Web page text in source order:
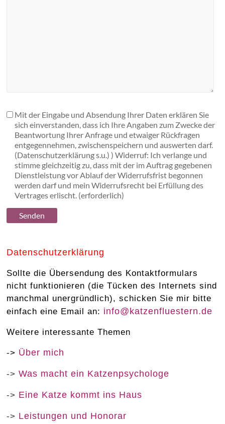
Mit der Eingabe und Absendung Ihrer Daten erklären Sie
sich einverstanden, dass ich Ihre Angaben zum Zwecke der
Beantwortung Ihrer Anfrage und etwaiger Rückfragen
entgegennehmen, zwischenspeichern und auswerten darf.
(Datenschutzerklärung s.u.) ) Widerruf: Ich verlange und
stimme gleichzeitig zu, dass mit der im Auftrag gegebenen
Dienstleistung vor Ablauf der Widerrufsfrist begonnen
werden darf und mein Widerrufsrecht bei Erfüllung des
Vertrages erlischt. (erforderlich)
Senden
Datenschutzerklärung
Sollte die Übersendung des Kontaktformulars
nicht funktionieren (die Tücken des Internets sind
manchmal unergründlich), schicken Sie mir bitte
einfach eine Email an: info@katzenfluestern.de
Weitere interessante Themen
-> Über mich
->Was macht ein Katzenpsychologe
-> Eine Katze kommt ins Haus
-> Leistungen und Honorar